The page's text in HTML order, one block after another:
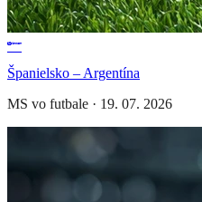
Španielsko – Argentína
MS vo futbale · 19. 07. 2026